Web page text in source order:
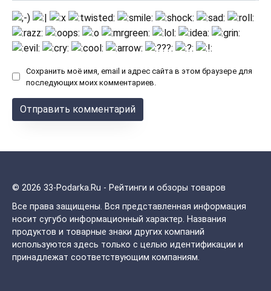
Сохранить моё имя, email и адрес сайта в этом браузере для
последующих моих комментариев.
© 2026 33-Podarka.Ru - Рейтинги и обзоры товаров
Все права защищены. Вся представленная информация
носит сугубо информационный характер. Названия
продуктов и товарные знаки других компаний
используются здесь только с целью идентификации и
принадлежат соответствующим компаниям.